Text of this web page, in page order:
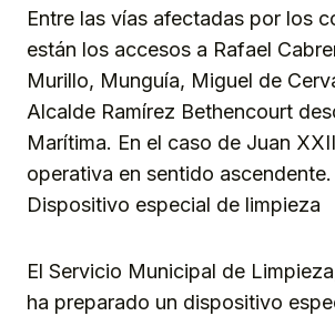
Entre las vías afectadas por los
están los accesos a Rafael
Murillo, Munguía, Miguel de
Alcalde Ramírez Bethencourt
Marítima. En el caso de Juan
operativa en sentido ascendente.
Dispositivo especial de limpieza
El Servicio Municipal de
ha preparado un dispositivo